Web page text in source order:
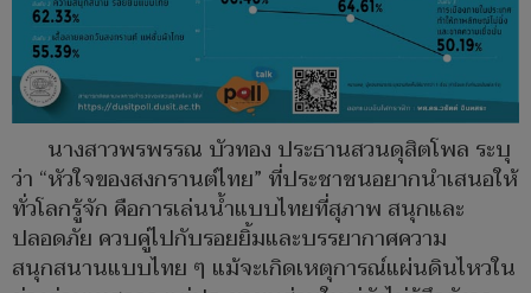
นางสาวพรพรรณ บัวทอง ประธานสวนดุสิตโพล ระบุ
ว่า “หัวใจของสงกรานต์ไทย” ที่ประชาชนอยากนำเสนอให้
ทั่วโลกรู้จัก คือการเล่นน้ำแบบไทยที่สุภาพ สนุกและ
ปลอดภัย ควบคู่ไปกับรอยยิ้มและบรรยากาศความ
สนุกสนานแบบไทย ๆ แม้จะเกิดเหตุการณ์แผ่นดินไหวใน